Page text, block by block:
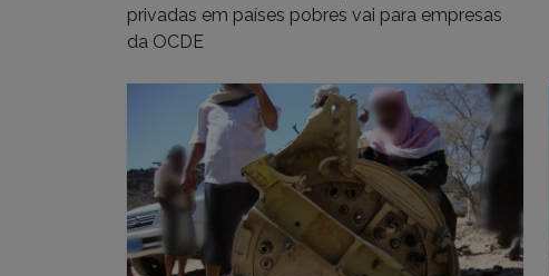
privadas em países pobres vai para empresas
da OCDE